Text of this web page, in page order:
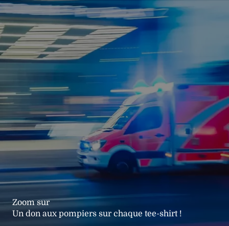
Zoom sur
Un don aux pompiers sur chaque tee-shirt !